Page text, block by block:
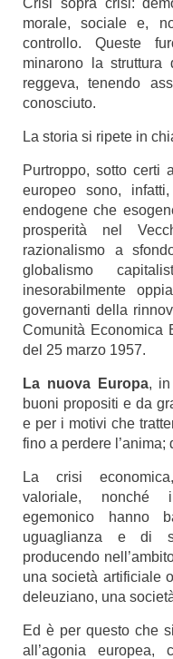
Crisi sopra crisi:
morale, sociale e,
controllo. Queste
minarono la
reggeva, tenendo
conosciuto.
La storia si ripete in
Purtroppo, sotto certi
europeo sono,
endogene che
prosperità nel
razionalismo a
globalismo
inesorabilmente
governanti della
Comunità Economica
del 25 marzo 1957.
La nuova Europa, in
buoni propositi e da
e per i motivi che
fino a perdere
La crisi
valoriale,
egemonico hanno
uguaglianza e di
producendo
una società artificiale
deleuziano, una
Ed è per questo che
all’agonia europea,